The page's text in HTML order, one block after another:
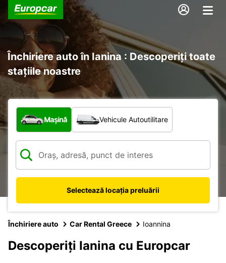
Închiriere auto în Ianina : Descoperiți toate
stațiile noastre
Ce tip de vehicul?
Mașină Vehicule Autoutilitare
Selectează locația preluării
Închiriere auto Car Rental Greece Ioannina
Descoperiți Ianina cu Europcar